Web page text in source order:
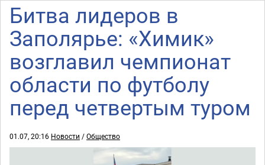
Битва лидеров в
Заполярье: «Химик»
возглавил чемпионат
области по футболу
перед четвертым туром
01.07, 20:16 Новости /Общество